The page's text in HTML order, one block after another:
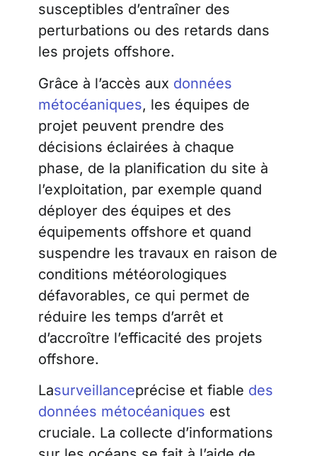
susceptibles d’entraîner des
perturbations ou des retards dans
les projets offshore.
Grâce à l’accès aux données
métocéaniques, les équipes de
projet peuvent prendre des
décisions éclairées à chaque
phase, de la planification du site à
l’exploitation, par exemple quand
déployer des équipes et des
équipements offshore et quand
suspendre les travaux en raison de
conditions météorologiques
défavorables, ce qui permet de
réduire les temps d’arrêt et
d’accroître l’efficacité des projets
offshore.
Lasurveillanceprécise et fiable des
données métocéaniques est
cruciale. La collecte d’informations